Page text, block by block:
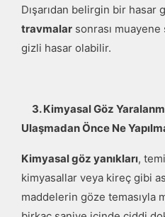
Dışarıdan belirgin bir hasar
travmalar sonrası
gizli hasar olabilir.
3. Kimyasal Göz
Ulaşmadan Önce Ne
Kimyasal göz yanıkları,
kimyasallar veya kireç gibi
maddelerin göze temasıyla